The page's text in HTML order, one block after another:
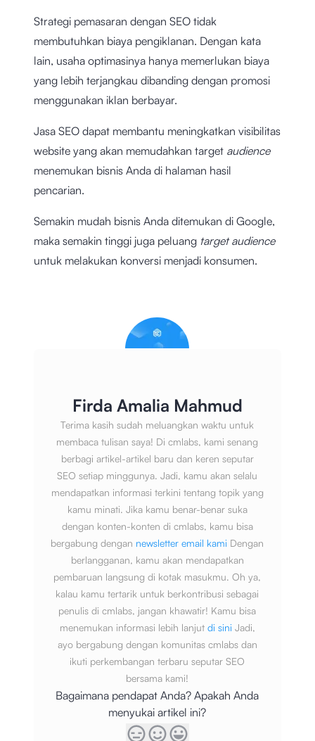
Strategi pemasaran dengan SEO tidak
membutuhkan biaya pengiklanan. Dengan kata
lain, usaha optimasinya hanya memerlukan biaya
yang lebih terjangkau dibanding dengan promosi
menggunakan iklan berbayar.
Jasa SEO dapat membantu meningkatkan visibilitas
website yang akan memudahkan target audience
menemukan bisnis Anda di halaman hasil
pencarian.
Semakin mudah bisnis Anda ditemukan di Google,
maka semakin tinggi juga peluang target audience
untuk melakukan konversi menjadi konsumen.
Firda Amalia Mahmud
Terima kasih sudah meluangkan waktu untuk
membaca tulisan saya! Di cmlabs, kami senang
berbagi artikel-artikel baru dan keren seputar
SEO setiap minggunya. Jadi, kamu akan selalu
mendapatkan informasi terkini tentang topik yang
kamu minati. Jika kamu benar-benar suka
dengan konten-konten di cmlabs, kamu bisa
bergabung dengan newsletter email kami Dengan
berlangganan, kamu akan mendapatkan
pembaruan langsung di kotak masukmu. Oh ya,
kalau kamu tertarik untuk berkontribusi sebagai
penulis di cmlabs, jangan khawatir! Kamu bisa
menemukan informasi lebih lanjut di sini Jadi,
ayo bergabung dengan komunitas cmlabs dan
ikuti perkembangan terbaru seputar SEO
bersama kami!
Bagaimana pendapat Anda? Apakah Anda
menyukai artikel ini?